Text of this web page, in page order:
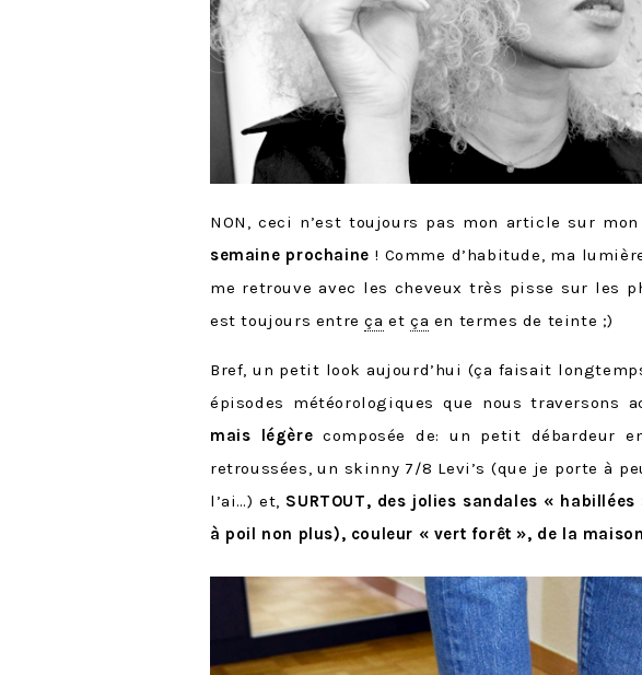
NON, ceci n’est toujours pas mon article sur
semaine prochaine ! Comme d’habitude, ma
me retrouve avec les cheveux très pisse sur les
est toujours entreça etça en termes de teinte ;)
Bref, un petit look aujourd’hui (ça faisait
épisodes météorologiques que nous traversons
mais légère composée de: un petit débardeur
retroussées, un skinny 7/8 Levi’s (que je porte à
l’ai…) et, SURTOUT, des jolies sandales «
à poil non plus), couleur « vert forêt », de la maison